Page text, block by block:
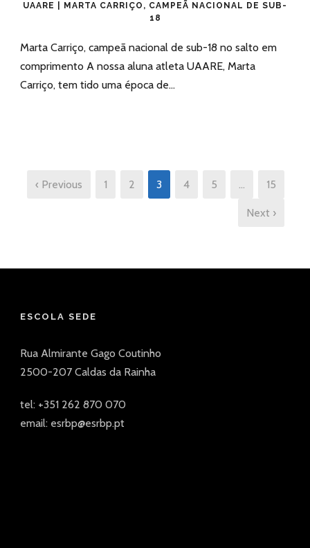
UAARE | MARTA CARRIÇO, CAMPEÃ NACIONAL DE SUB-
18
Marta Carriço, campeã nacional de sub-18 no salto em
comprimento A nossa aluna atleta UAARE, Marta
Carriço, tem tido uma época de...
‹ Previous 1 2 3 4 5 … 15
Next ›
ESCOLA SEDE
Rua Almirante Gago Coutinho
2500-207 Caldas da Rainha
tel: +351 262 870 070
email: esrbp@esrbp.pt